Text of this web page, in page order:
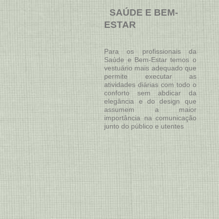
SAÚDE E BEM-
ESTAR
Para os profissionais da
Saúde e Bem-Estar temos o
vestuário mais adequado que
permite executar as
atividades diárias com todo o
conforto sem abdicar da
elegância e do design que
assumem a maior
importância na comunicação
junto do público e utentes